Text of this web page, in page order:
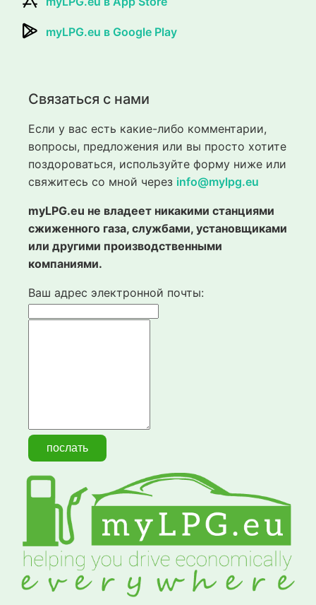
myLPG.eu в Google Play
Связаться с нами
Если у вас есть какие-либо комментарии,
вопросы, предложения или вы просто хотите
поздороваться, используйте форму ниже или
свяжитесь со мной через info@mylpg.eu
myLPG.eu не владеет никакими станциями
сжиженного газа, службами, установщиками
или другими производственными
компаниями.
Ваш адрес электронной почты: